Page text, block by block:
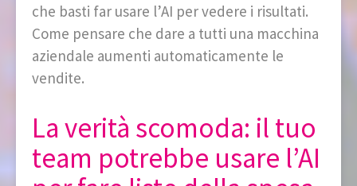
che basti far usare l’AI per vedere i risultati.
Come pensare che dare a tutti una macchina
aziendale aumenti automaticamente le
vendite.
La verità scomoda: il tuo
team potrebbe usare l’AI